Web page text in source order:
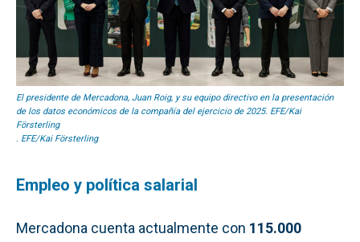
El presidente de Mercadona, Juan Roig, y su equipo directivo en la presentación
de los datos económicos de la compañía del ejercicio de 2025. EFE/Kai
Försterling
. EFE/Kai Försterling
Empleo y política salarial
Mercadona cuenta actualmente con 115.000